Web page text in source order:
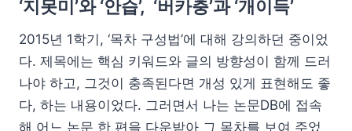
‘지못미’와 ‘안습’, ‘버카충’과 ‘개이득’
2015년 1학기, ‘목차 구성법’에 대해 강의하던 중이었
다. 제목에는 핵심 키워드와 글의 방향성이 함께 드러
나야 하고, 그것이 충족된다면 개성 있게 표현해도 좋
다, 하는 내용이었다. 그러면서 나는 논문DB에 접속
해 어느 논문 한 편을 다운받아 그 목차를 보여 주었